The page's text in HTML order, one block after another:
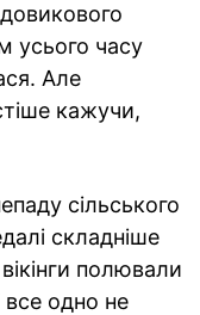
усього часу
Але
кажучи,
сільського
складніше
полювали
все одно не